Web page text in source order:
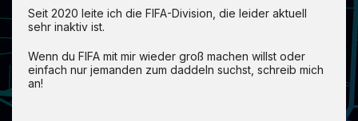
Seit 2020 leite ich die FIFA-Division, die leider aktuell
sehr inaktiv ist.
Wenn du FIFA mit mir wieder groß machen willst oder
einfach nur jemanden zum daddeln suchst, schreib mich
an!